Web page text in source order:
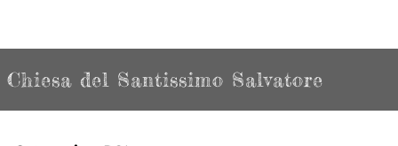
Chiesa del Santissimo Salvatore